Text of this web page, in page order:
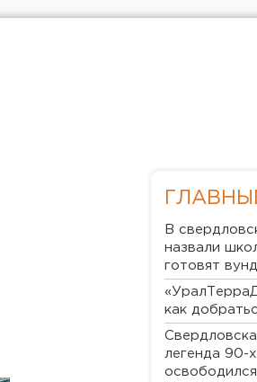
В
назвали
готовят
как
легенда 90-